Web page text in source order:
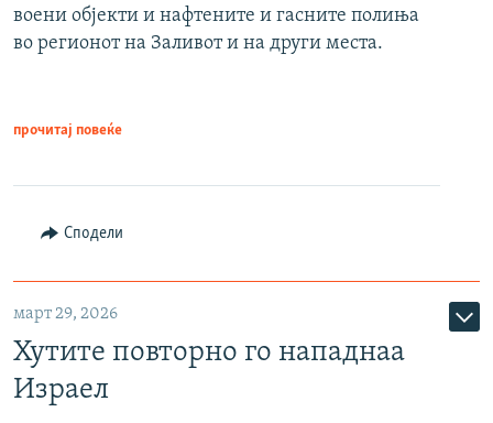
воени објекти и нафтените и гасните полиња
во регионот на Заливот и на други места.
прочитај повеќе
Сподели
март 29, 2026
Хутите повторно го нападнаа
Израел